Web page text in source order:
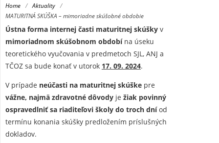
Home / Aktuality /
MATURITNÁ SKÚŠKA – mimoriadne skúšobné obdobie
Ústna forma internej časti maturitnej skúškyv
mimoriadnom skúšobnom obdobína úseku
teoretického vyučovania v predmetoch SJL, ANJ a
TČOZ sa bude konať v utorok 17. 09. 2024.
V prípade neúčasti na maturitnej skúškepre
vážne, najmä zdravotné dôvodyje žiak povinný
ospravedlniť sa riaditeľovi školy do troch dníod
termínu konania skúšky predložením príslušných
dokladov.